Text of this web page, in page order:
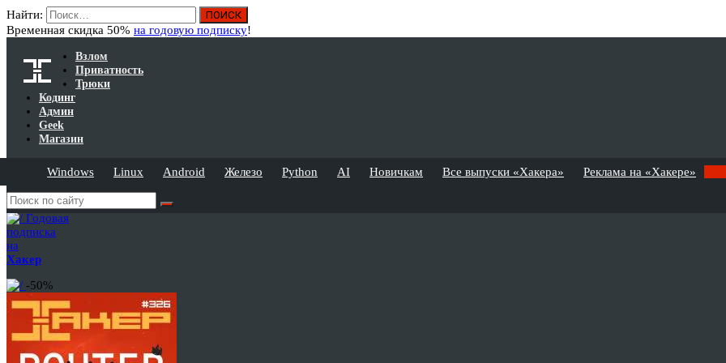
Найти:
Временная скидка 50% на годовую подписку!
Взлом
Приватность
Трюки
Кодинг
Админ
Geek
Магазин
Windows Linux Android Железо Python AI Новичкам Все выпуски «Хакера» Реклама на «Хакере»
Годовая
подписка
на
Хакер
-50%